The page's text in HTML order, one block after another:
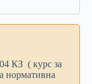
КЗ ( курс за
нормативна